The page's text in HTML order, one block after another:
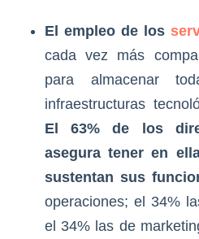
El empleo de los
cada vez más
para almacenar
infraestructuras
El 63% de los
asegura tener en
sustentan sus
operaciones; el 34%
el 34% las de